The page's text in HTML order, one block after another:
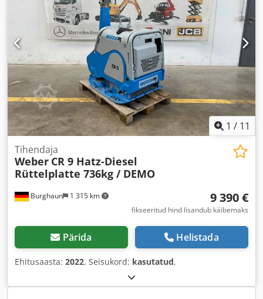
1 / 11
Burghaun 1 315 km
Tihendaja
Weber CR 9 Hatz-Diesel
Rüttelplatte 736kg / DEMO
9 390 €
fikseeritud hind lisandub käibemaks
Pärida Helistada
Ehitusaasta: 2022, Seisukord: kasutatud,